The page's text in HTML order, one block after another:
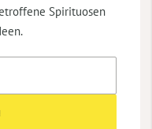
Spirituosen